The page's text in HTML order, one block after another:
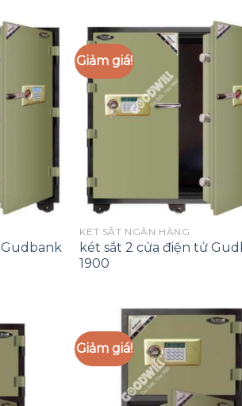
Giảm giá!
KÉT SẮT NGÂN HÀNG
két sắt 2 cửa điện tử
1900
Giảm giá!